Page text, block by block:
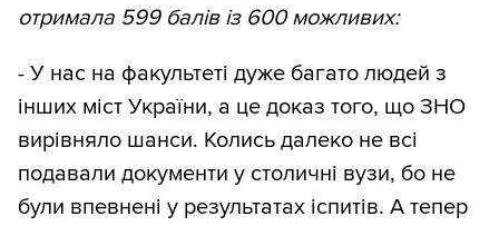
отримала 599 балів із 600 можливих:
- У нас на факультеті дуже багато людей з
інших міст України, а це доказ того, що ЗНО
вирівняло шанси. Колись далеко не всі
подавали документи у столичні вузи, бо не
були впевнені у результатах іспитів. А тепер